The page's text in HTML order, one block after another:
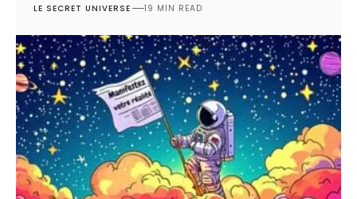
LE SECRET UNIVERSE 19 MIN READ